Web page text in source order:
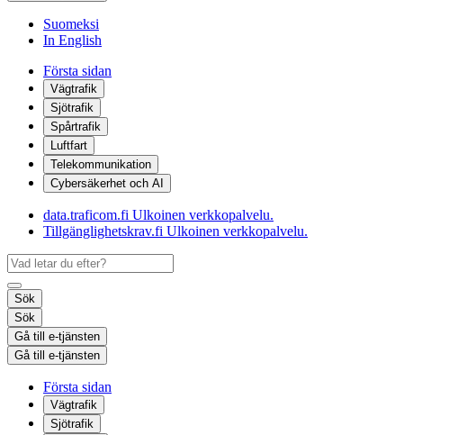
Suomeksi
In English
Första sidan
Vägtrafik
Sjötrafik
Spårtrafik
Luftfart
Telekommunikation
Cybersäkerhet och AI
data.traficom.fi Ulkoinen verkkopalvelu.
Tillgänglighetskrav.fi Ulkoinen verkkopalvelu.
Sök
Sök
Gå till e-tjänsten
Gå till e-tjänsten
Första sidan
Vägtrafik
Sjötrafik